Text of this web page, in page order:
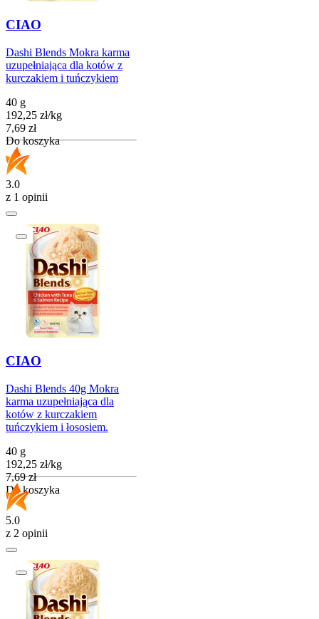
CIAO
Dashi Blends Mokra karma
uzupełniająca dla kotów z
kurczakiem i tuńczykiem
40 g
192,25 zł/kg
Cena
7,69 zł
Do koszyka
3.0
z 1 opinii
CIAO
Dashi Blends 40g Mokra
karma uzupełniająca dla
kotów z kurczakiem
tuńczykiem i łososiem.
40 g
192,25 zł/kg
Cena
7,69 zł
Do koszyka
5.0
z 2 opinii